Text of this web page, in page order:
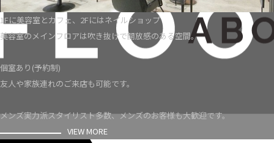
1Fに美容室とカフェ、2Fにはネイルショップ
美容室のメインフロアは吹き抜けで開放感のある空間。
個室あり(予約制)
友人や家族連れのご来店も可能です。
メンズ実力派スタイリスト多数、メンズのお客様も大歓迎です。
VIEW MORE